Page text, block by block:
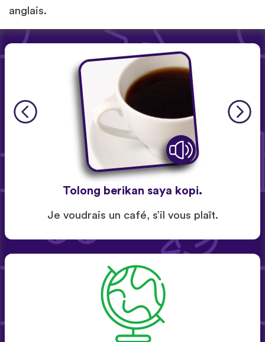
anglais.
Tolong berikan saya kopi.
Je voudrais un café, s’il vous plaît.